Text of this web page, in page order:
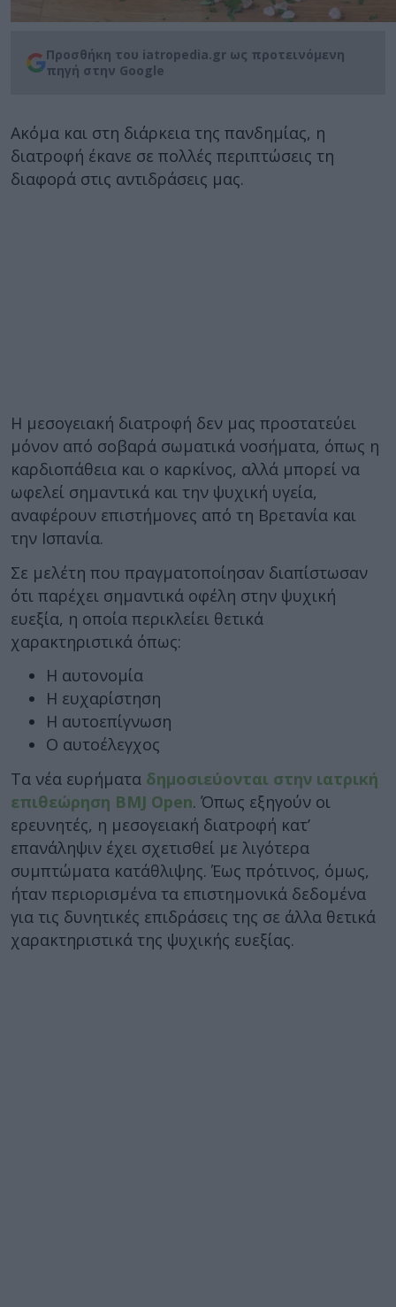
Προσθήκη του iatropedia.gr ως προτεινόμενη
πηγή στην Google
Ακόμα και στη διάρκεια της πανδημίας, η
διατροφή έκανε σε πολλές περιπτώσεις τη
διαφορά στις αντιδράσεις μας.
Η μεσογειακή διατροφή δεν μας προστατεύει
μόνον από σοβαρά σωματικά νοσήματα, όπως η
καρδιοπάθεια και ο καρκίνος, αλλά μπορεί να
ωφελεί σημαντικά και την ψυχική υγεία,
αναφέρουν επιστήμονες από τη Βρετανία και
την Ισπανία.
Σε μελέτη που πραγματοποίησαν διαπίστωσαν
ότι παρέχει σημαντικά οφέλη στην ψυχική
ευεξία, η οποία περικλείει θετικά
χαρακτηριστικά όπως:
Η αυτονομία
Η ευχαρίστηση
Η αυτοεπίγνωση
Ο αυτοέλεγχος
Τα νέα ευρήματα δημοσιεύονται στην ιατρική
επιθεώρηση BMJ Open. Όπως εξηγούν οι
ερευνητές, η μεσογειακή διατροφή κατ’
επανάληψιν έχει σχετισθεί με λιγότερα
συμπτώματα κατάθλιψης. Έως πρότινος, όμως,
ήταν περιορισμένα τα επιστημονικά δεδομένα
για τις δυνητικές επιδράσεις της σε άλλα θετικά
χαρακτηριστικά της ψυχικής ευεξίας.